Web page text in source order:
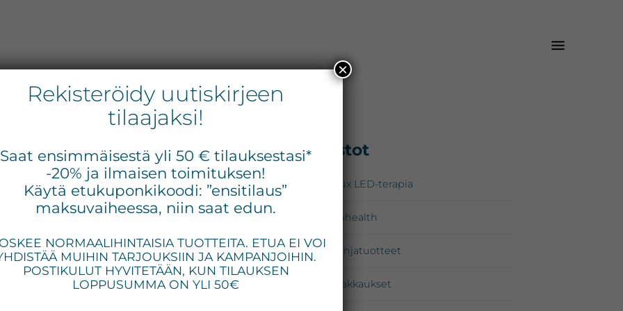
Medik8 Blemish
Control Pads™
kuorivat hoitolaput
epäpuhtaalle iholle
(sis. ALV)
Ensisijainen
sivupalkki
Osastot
Omnilux LED-terapia
Zo Skinhealth
Kampanjatuotteet
Lahjapakkaukset
Rekisteröidy uutiskirjeen
tilaajaksi!
Saat ensimmäisestä yli 50 € tilauksestasi*
-20% ja ilmaisen toimituksen!
Käytä etukuponkikoodi: ”ensitilaus”
maksuvaiheessa, niin saat edun.
NORMAALIHINTAISIA TUOTTEITA. ETUA EI VOI
MUIHIN TARJOUKSIIN JA KAMPANJOIHIN.
POSTIKULUT HYVITETÄÄN, KUN TILAUKSEN
LOPPUSUMMA ON YLI 50€
×